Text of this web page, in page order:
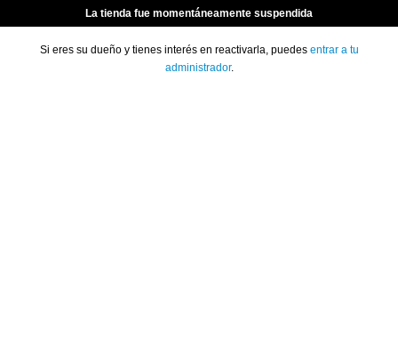
La tienda fue momentáneamente suspendida
Si eres su dueño y tienes interés en reactivarla, puedes entrar a tu
administrador.